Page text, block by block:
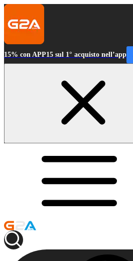
15% con APP15 sul 1° acquisto nell’app